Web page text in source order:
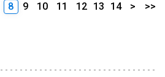
8 9 10 11 12 13 14 > >>